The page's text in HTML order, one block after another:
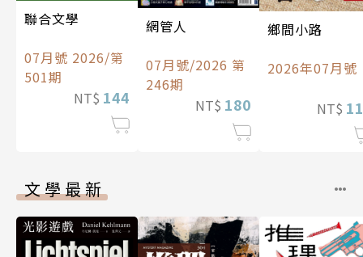
聯合文學
07月號 2026/第
501期
NT$ 144
網管人
07月號/2026 第
246期
NT$ 180
鄉間小路
2026年07月號
NT$
文學最新